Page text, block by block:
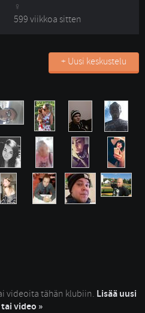
599 viikkoa sitten
+ Uusi keskustelu
videoita tähän klubiin. Lisää uusi
video »